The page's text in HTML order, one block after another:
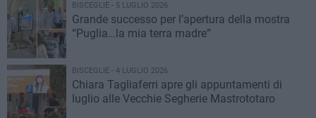
BISCEGLIE - 5 LUGLIO 2026
Grande successo per l’apertura della mostra
“Puglia…la mia terra madre”
BISCEGLIE - 4 LUGLIO 2026
Chiara Tagliaferri apre gli appuntamenti di
luglio alle Vecchie Segherie Mastrototaro